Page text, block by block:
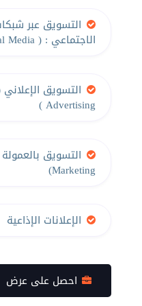
التسويق عبر
الاجتماعي : ( Social Media )
Advertising )
Marketing)
الإعلانات الإذاعية
احصل على عرض